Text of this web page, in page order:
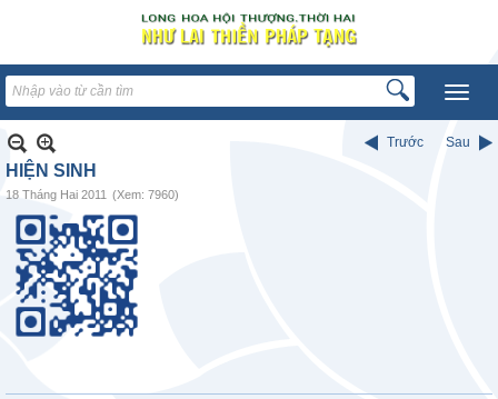
Trước Sau
HIỆN SINH
18 Tháng Hai 2011 (Xem: 7960)